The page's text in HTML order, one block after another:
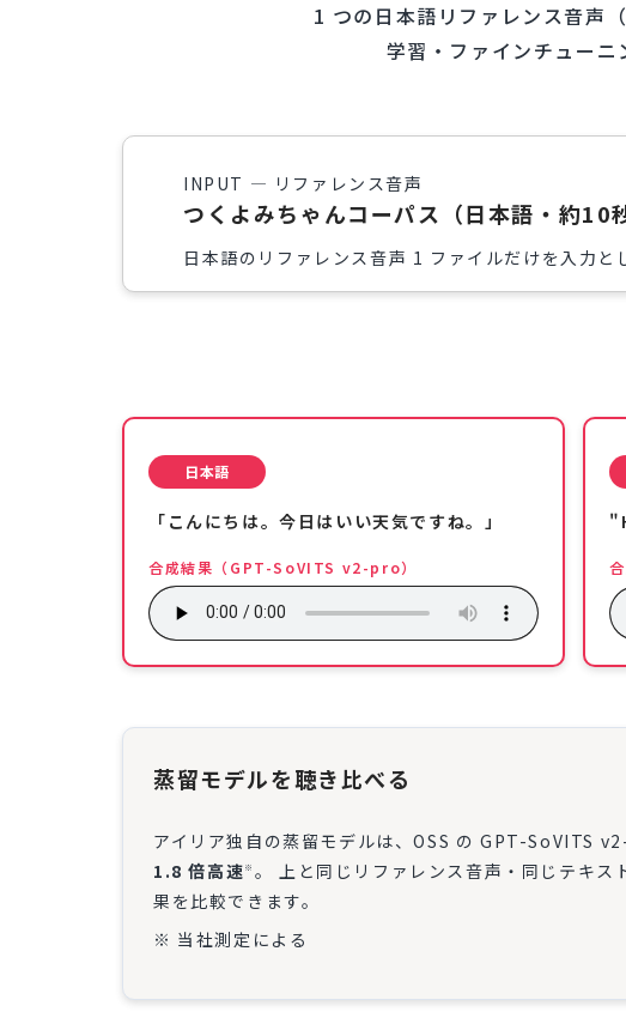
1 つの日本語リファレンス音声
学習・ファインチューニ
INPUT — リファレンス音声
つくよみちゃんコーパス（日本語・約10
日本語のリファレンス音声 1 ファイルだけを入力と
日本語
「こんにちは。今日はいい天気ですね。」
合成結果（GPT-SoVITS v2-pro）
蒸留モデルを聴き比べる
アイリア独自の蒸留モデルは、OSS の GPT-SoVITS
1.8 倍高速 ※ 。 上と同じリファレンス音声・同じテキス
果を比較できます。
※ 当社測定による